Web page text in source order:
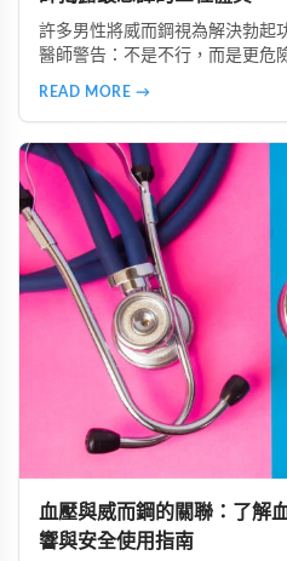
許多男性將威而鋼視為解決勃起
醫師警告：不是不行，而是更危
READ MORE →
血壓與威而鋼的關聯：了解
響與安全使用指南